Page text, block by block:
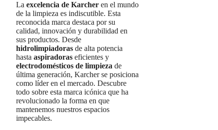
La excelencia de Karcher en el mundo
de la limpieza es indiscutible. Esta
reconocida marca destaca por su
calidad, innovación y durabilidad en
sus productos. Desde
hidrolimpiadoras de alta potencia
hasta aspiradoras eficientes y
electrodomésticos de limpieza de
última generación, Karcher se posiciona
como líder en el mercado. Descubre
todo sobre esta marca icónica que ha
revolucionado la forma en que
mantenemos nuestros espacios
impecables.